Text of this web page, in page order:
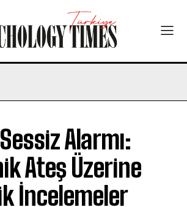
Alarmı:
Ateş Üzerine
İncelemeler